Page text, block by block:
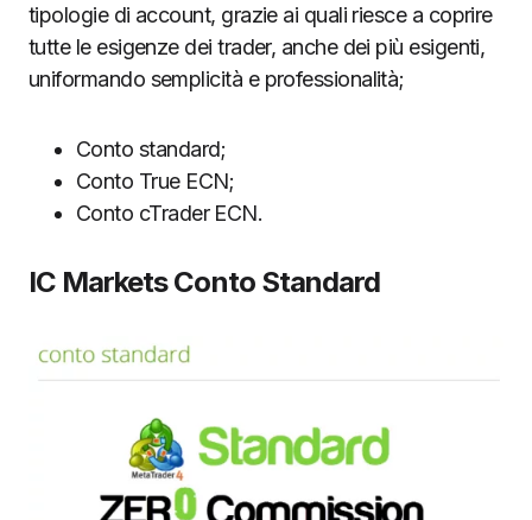
tipologie di account, grazie ai quali riesce a coprire
tutte le esigenze dei trader, anche dei più esigenti,
uniformando semplicità e professionalità;
Conto standard;
Conto True ECN;
Conto cTrader ECN.
IC Markets Conto Standard